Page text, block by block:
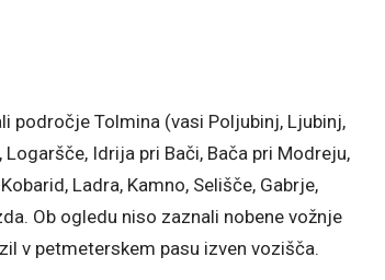
področje Tolmina (vasi Poljubinj, Ljubinj,
Logaršče, Idrija pri Bači, Bača pri Modreju,
Ladra, Kamno, Selišče, Gabrje,
Ob ogledu niso zaznali nobene vožnje
v petmeterskem pasu izven vozišča.